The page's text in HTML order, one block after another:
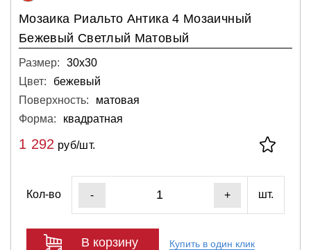
Мозаика Риальто Антика 4 Мозаичный
Бежевый Светлый Матовый
Размер:
30х30
Цвет:
бежевый
Поверхность:
матовая
Форма:
квадратная
1 292 руб/шт.
Кол-во - + шт.
В корзину Купить в один клик